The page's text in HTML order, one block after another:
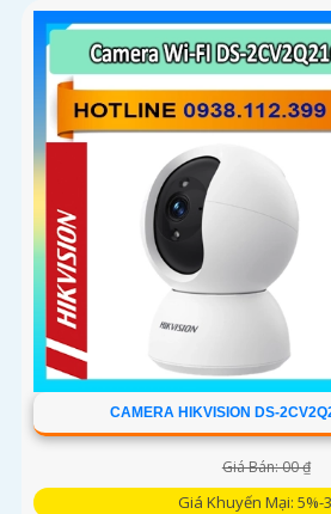
CAMERA HIKVISION DS-
Giá Bán: 00 ₫
Giá Khuyến Mại: 5%-